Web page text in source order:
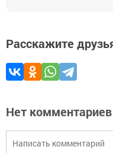
Расскажите
Нет комментариев